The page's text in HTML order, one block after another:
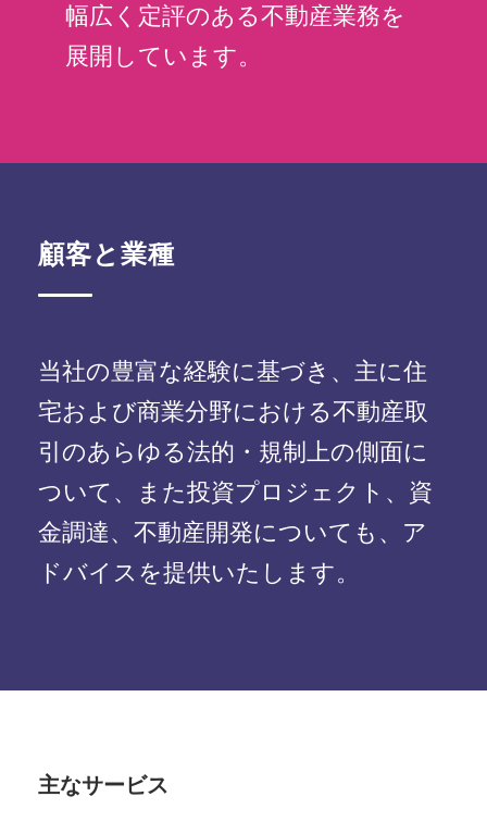
幅広く定評のある不動産業務を
展開しています。
顧客と業種
当社の豊富な経験に基づき、主に住
宅および商業分野における不動産取
引のあらゆる法的・規制上の側面に
ついて、また投資プロジェクト、資
金調達、不動産開発についても、ア
ドバイスを提供いたします。
主なサービス